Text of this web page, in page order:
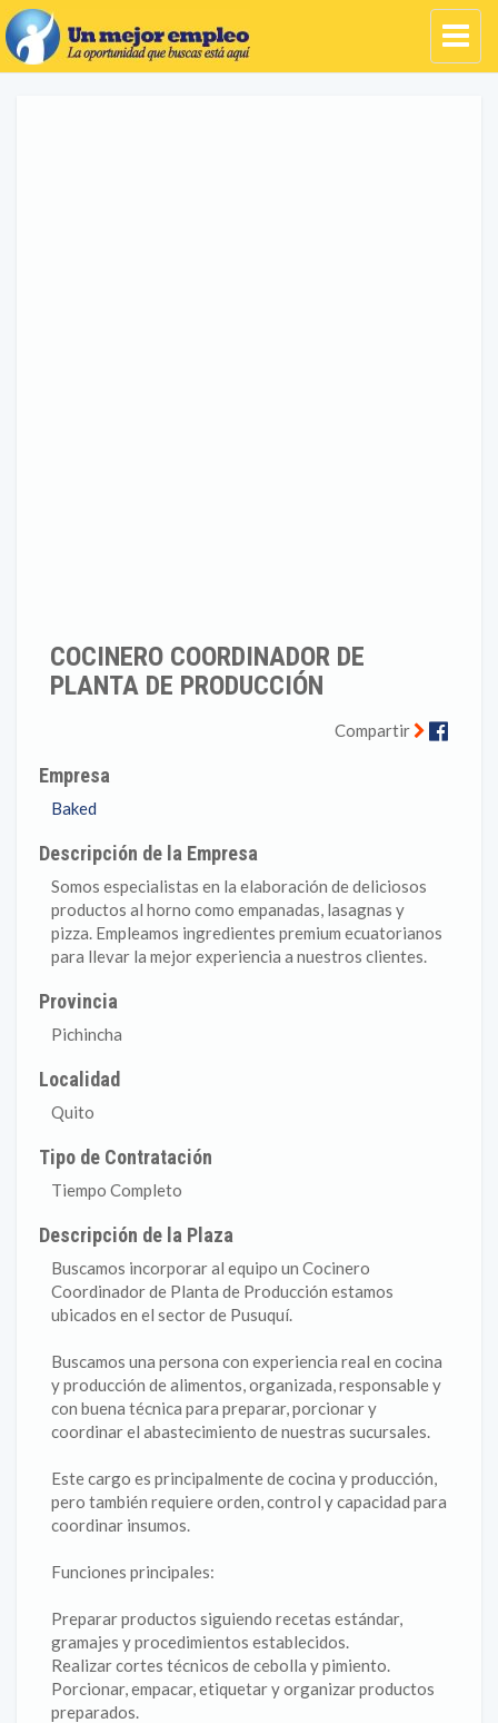
COCINERO COORDINADOR DE
PLANTA DE PRODUCCIÓN
Compartir
Empresa
Baked
Descripción de la Empresa
Somos especialistas en la elaboración de deliciosos
productos al horno como empanadas, lasagnas y
pizza. Empleamos ingredientes premium ecuatorianos
para llevar la mejor experiencia a nuestros clientes.
Provincia
Pichincha
Localidad
Quito
Tipo de Contratación
Tiempo Completo
Descripción de la Plaza
Buscamos incorporar al equipo un Cocinero
Coordinador de Planta de Producción estamos
ubicados en el sector de Pusuquí.
Buscamos una persona con experiencia real en cocina
y producción de alimentos, organizada, responsable y
con buena técnica para preparar, porcionar y
coordinar el abastecimiento de nuestras sucursales.
Este cargo es principalmente de cocina y producción,
pero también requiere orden, control y capacidad para
coordinar insumos.
Funciones principales:
Preparar productos siguiendo recetas estándar,
gramajes y procedimientos establecidos.
Realizar cortes técnicos de cebolla y pimiento.
Porcionar, empacar, etiquetar y organizar productos
preparados.